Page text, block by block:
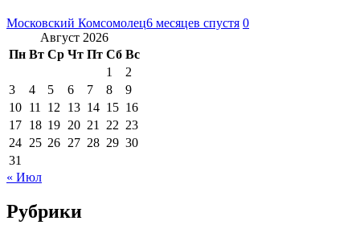
Московский Комсомолец6 месяцев спустя 0
Август 2026
Пн Вт Ср Чт Пт Сб Вс
1
2
3
4 5 6 7 8
9
10 11 12 13 14 15 16
17 18 19 20 21 22 23
24 25 26 27 28 29 30
31
« Июл
Рубрики